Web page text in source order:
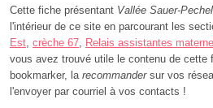
Cette fiche présentant Vallée Sauer-
l'intérieur de ce site en parcourant les
Est, crèche 67, Relais assistantes
vous avez trouvé utile le contenu de cette
bookmarker, la recommandersur vos
l'envoyer par courriel à vos contacts !